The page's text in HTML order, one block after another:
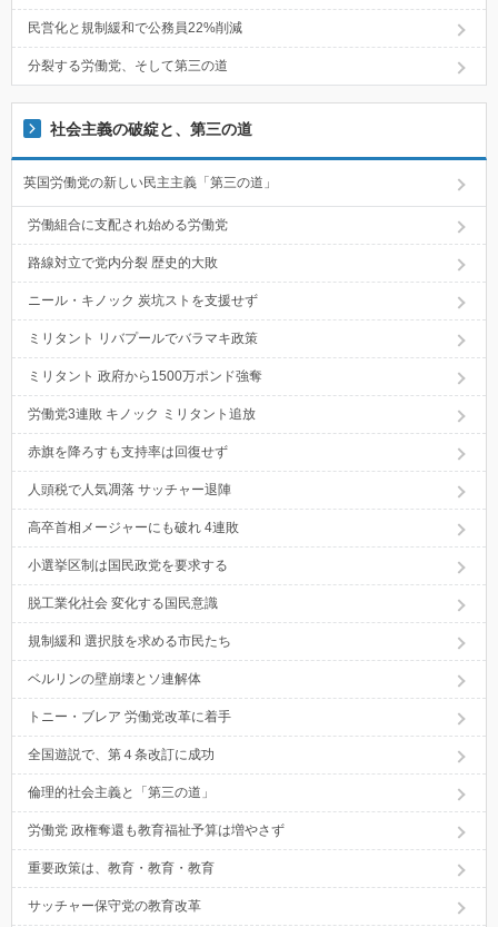
民営化と規制緩和で公務員22%削減
分裂する労働党、そして第三の道
社会主義の破綻と、第三の道
英国労働党の新しい民主主義「第三の道」
労働組合に支配され始める労働党
路線対立で党内分裂 歴史的大敗
ニール・キノック 炭坑ストを支援せず
ミリタント リバプールでバラマキ政策
ミリタント 政府から1500万ポンド強奪
労働党3連敗 キノック ミリタント追放
赤旗を降ろすも支持率は回復せず
人頭税で人気凋落 サッチャー退陣
高卒首相メージャーにも破れ 4連敗
小選挙区制は国民政党を要求する
脱工業化社会 変化する国民意識
規制緩和 選択肢を求める市民たち
ベルリンの壁崩壊とソ連解体
トニー・ブレア 労働党改革に着手
全国遊説で、第４条改訂に成功
倫理的社会主義と「第三の道」
労働党 政権奪還も教育福祉予算は増やさず
重要政策は、教育・教育・教育
サッチャー保守党の教育改革